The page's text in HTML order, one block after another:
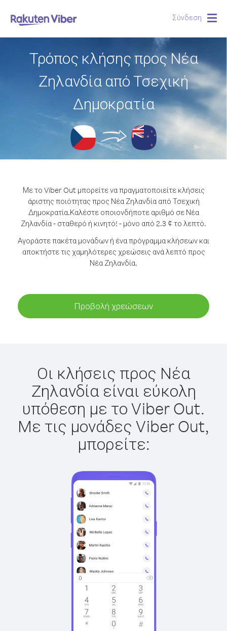
Σύνδεση
Τρόπος κλήσης προς Νέα
Ζηλανδία από Τσεχική
Δημοκρατία
Με το Viber Out μπορείτε να πραγματοποιείτε κλήσεις
άριστης ποιότητας προς Νέα Ζηλανδία από Τσεχική
Δημοκρατία.Καλέστε οποιονδήποτε αριθμό σε Νέα
Ζηλανδία - σταθερό ή κινητό! - μόνο από 2.3 ¢ το λεπτό.
Αγοράστε πακέτα μονάδων ή ένα πρόγραμμα κλήσεων και
αποκτήστε τις χαμηλότερες χρεώσεις ανά λεπτό προς
Νέα Ζηλανδία.
Προβολή χρεώσεων
Οι κλήσεις προς Νέα
Ζηλανδία είναι εύκολη
υπόθεση με το Viber Out.
Με τις μονάδες Viber Out,
μπορείτε: